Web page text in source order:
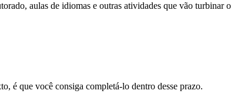
aulas de idiomas e outras atividades que vão turbinar o
é que você consiga completá-lo dentro desse prazo.